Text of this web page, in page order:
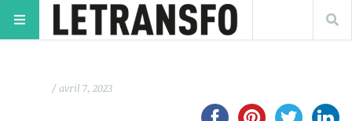
/ avril 7, 2023